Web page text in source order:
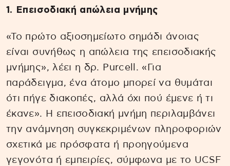
1. Επεισοδιακή απώλεια μνήμης
«Το πρώτο αξιοσημείωτο σημάδι άνοιας
είναι συνήθως η απώλεια της επεισοδιακής
μνήμης», λέει η δρ. Purcell. «Για
παράδειγμα, ένα άτομο μπορεί να θυμάται
ότι πήγε διακοπές, αλλά όχι πού έμενε ή τι
έκανε». Η επεισοδιακή μνήμη περιλαμβάνει
την ανάμνηση συγκεκριμένων πληροφοριών
σχετικά με πρόσφατα ή προηγούμενα
γεγονότα ή εμπειρίες, σύμφωνα με το UCSF